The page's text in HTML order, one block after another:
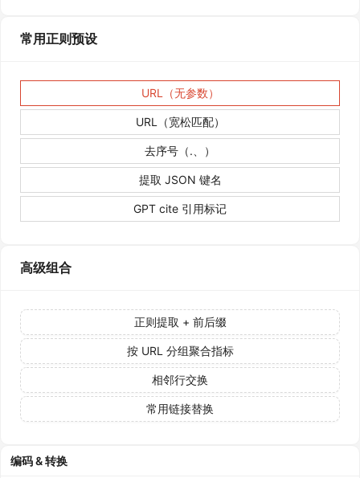
常用正则预设
URL（无参数）
URL（宽松匹配）
去序号（.、）
提取 JSON 键名
GPT cite 引用标记
高级组合
正则提取 + 前后缀
按 URL 分组聚合指标
相邻行交换
常用链接替换
编码 & 转换